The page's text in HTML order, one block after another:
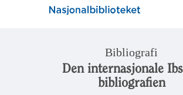
Bibliografi
Den internasjonale
bibliografien